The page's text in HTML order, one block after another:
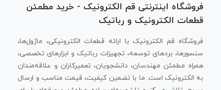
فروشگاه اینترنتی قم الکترونیک - خرید مطمئن
قطعات الکترونیک و رباتیک
فروشگاه قم الکترونیک با ارائه قطعات الکترونیکی، ماژول‌ها،
سنسورها، بردهای توسعه، تجهیزات رباتیک و ابزارهای تخصصی،
همراه مطمئن مهندسان، دانشجویان، تعمیرکاران و علاقه‌مندان
به الکترونیک است. ما با تضمین کیفیت، قیمت مناسب و ارسال